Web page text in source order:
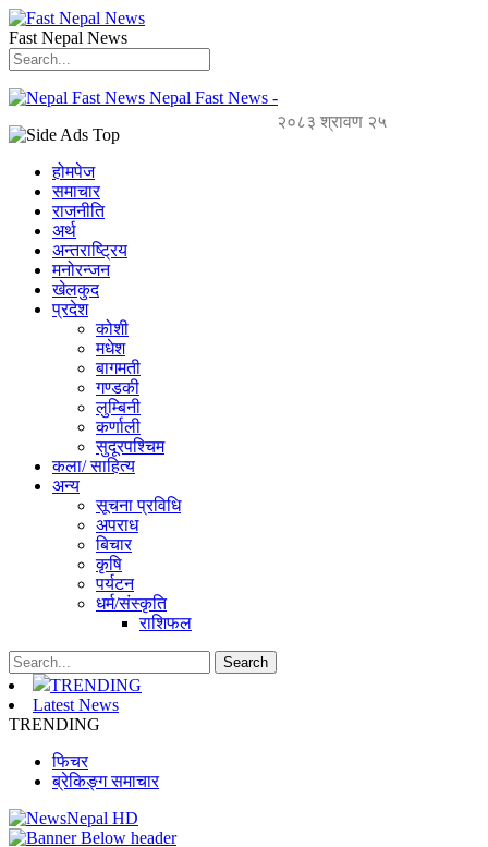
Fast Nepal News
Nepal Fast News -
२०८३ श्रावण २५
होमपेज
समाचार
राजनीति
अर्थ
अन्तराष्ट्रिय
मनोरन्जन
खेलकुद
प्रदेश
कोशी
मधेश
बागमती
गण्डकी
लुम्बिनी
कर्णाली
सुदूरपश्चिम
कला/ साहित्य
अन्य
सूचना प्रविधि
अपराध
बिचार
कृषि
पर्यटन
धर्म/संस्कृति
राशिफल
TRENDING
Latest News
TRENDING
फिचर
ब्रेकिङ्ग समाचार